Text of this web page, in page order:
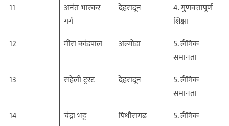
11
अनंत भास्कर
गर्ग
देहरादून
4. गुणवत्तापूर्ण
शिक्षा
12
मीरा कांडपाल अल्मोड़ा
5. लैंगिक
समानता
13
सहेली ट्रस्ट देहरादून
5. लैंगिक
समानता
14
चंद्रा भट्ट पिथौरागढ़
5. लैंगिक